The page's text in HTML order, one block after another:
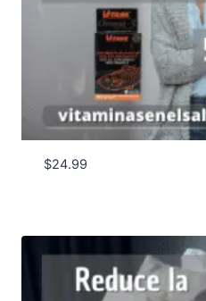
$24.99